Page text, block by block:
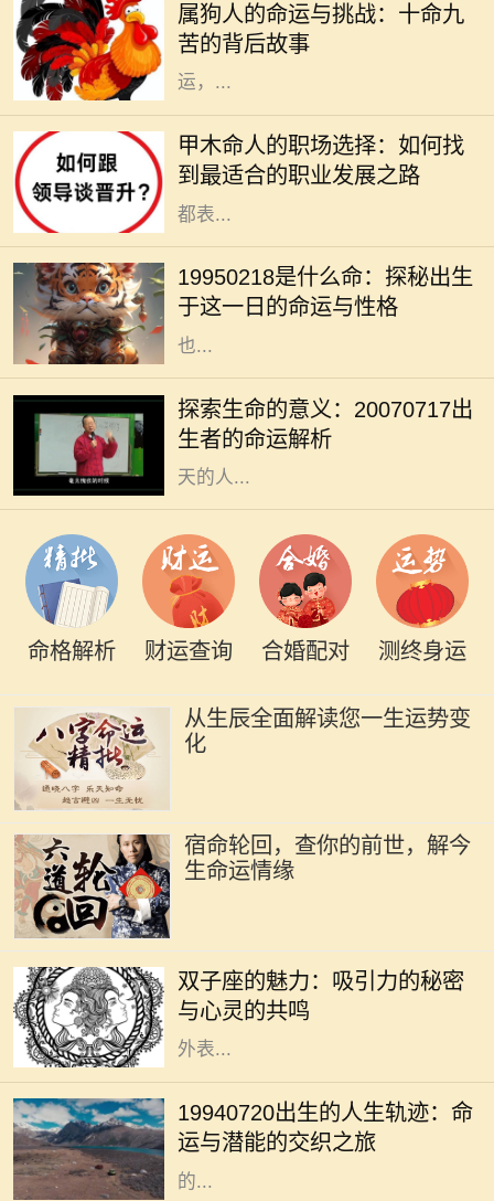
属狗人的命运与挑战：十命九
苦的背后故事
然而，许多人并不知道的是，属狗的
命人常常面临着“十命九苦”的命
运，...
甲木命人的职场选择：如何找
到最适合的职业发展之路
在古老的命理学中，甲木是五行之
一，象征着生机、成长和发展。甲木
命的人如同春天的树木，充满了生命
力和创造力。他们在人际关系中通常
都表...
19950218是什么命：探秘出生
于这一日的命运与性格
在中国传统文化中，八字命理被视为
解读一个人命运的重要工具。1995年
2月18日出生的人，正好是在农历正
月初十，这一天在五行八字中的影响
也...
探索生命的意义：20070717出
生者的命运解析
在我们的人生旅程中，每个生命的诞
生都注定有其独特的意义与使命。
20070717这个特殊的日期，隐含着
丰富的数字哲学，昭示着出生在这一
天的人...
命格解析 财运查询 合婚配对 测终身运
从生辰全面解读您一生运势变
化
宿命轮回，查你的前世，解今
生命运情缘
双子座的魅力：吸引力的秘密
与心灵的共鸣
月21日至6月20日之间的双子们，凭
借其机智与灵活的个性，成为社交场
合的明星。他们的吸引力不单来源于
外表...
19940720出生的人生轨迹：命
运与潜能的交织之旅
在众多的出生日期中，1994年7月20
日这一日具有其独特的意义。对于这
一日出生的人来说，他们的命运似乎
注定要与众不同。每个人都希望自己
的...
在浩瀚的命理学中，五行八字被视为